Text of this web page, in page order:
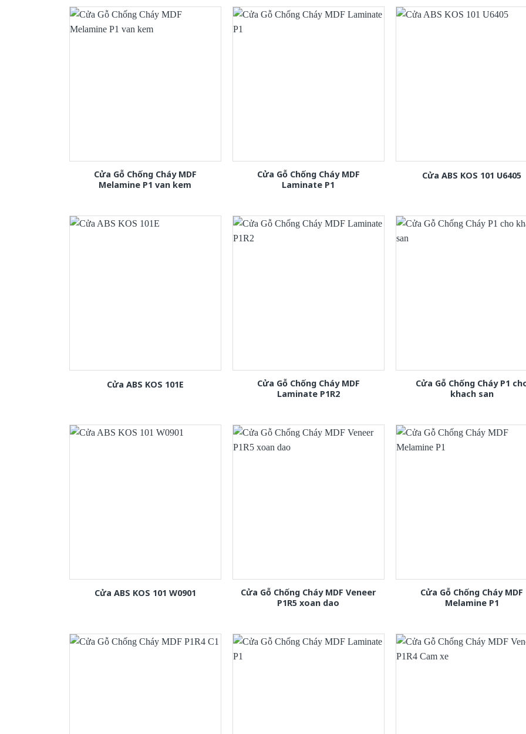
Cửa Gỗ Chống Cháy MDF
Melamine P1 van kem
Cửa Gỗ Chống Cháy MDF
Laminate P1
Cửa ABS KOS 101 U6405
Cửa ABS KOS 101E
Cửa Gỗ Chống Cháy MDF
Laminate P1R2
Cửa Gỗ Chống Cháy P1
khach san
Cửa ABS KOS 101 W0901
Cửa Gỗ Chống Cháy MDF Veneer
P1R5 xoan dao
Cửa Gỗ Chống Cháy MDF
Melamine P1